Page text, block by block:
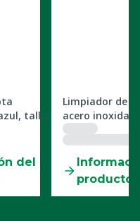
talla
del
Limpiador de
acero
producto